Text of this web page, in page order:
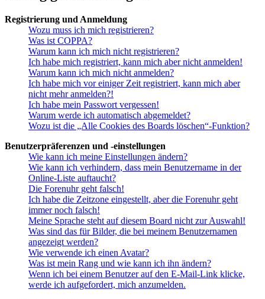
Registrierung und Anmeldung
Wozu muss ich mich registrieren?
Was ist COPPA?
Warum kann ich mich nicht registrieren?
Ich habe mich registriert, kann mich aber nicht anmelden!
Warum kann ich mich nicht anmelden?
Ich habe mich vor einiger Zeit registriert, kann mich aber
nicht mehr anmelden?!
Ich habe mein Passwort vergessen!
Warum werde ich automatisch abgemeldet?
Wozu ist die „Alle Cookies des Boards löschen“-Funktion?
Benutzerpräferenzen und -einstellungen
Wie kann ich meine Einstellungen ändern?
Wie kann ich verhindern, dass mein Benutzername in der
Online-Liste auftaucht?
Die Forenuhr geht falsch!
Ich habe die Zeitzone eingestellt, aber die Forenuhr geht
immer noch falsch!
Meine Sprache steht auf diesem Board nicht zur Auswahl!
Was sind das für Bilder, die bei meinem Benutzernamen
angezeigt werden?
Wie verwende ich einen Avatar?
Was ist mein Rang und wie kann ich ihn ändern?
Wenn ich bei einem Benutzer auf den E-Mail-Link klicke,
werde ich aufgefordert, mich anzumelden.